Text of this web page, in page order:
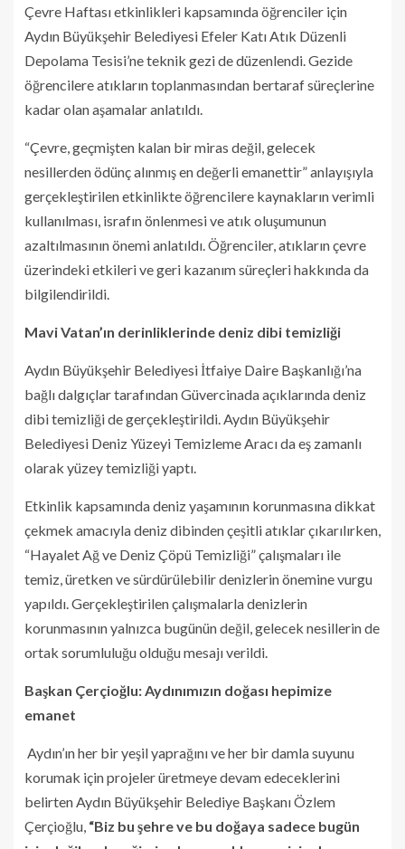
Çevre Haftası etkinlikleri kapsamında öğrenciler için
Aydın Büyükşehir Belediyesi Efeler Katı Atık Düzenli
Depolama Tesisi’ne teknik gezi de düzenlendi. Gezide
öğrencilere atıkların toplanmasından bertaraf süreçlerine
kadar olan aşamalar anlatıldı.
“Çevre, geçmişten kalan bir miras değil, gelecek
nesillerden ödünç alınmış en değerli emanettir” anlayışıyla
gerçekleştirilen etkinlikte öğrencilere kaynakların verimli
kullanılması, israfın önlenmesi ve atık oluşumunun
azaltılmasının önemi anlatıldı. Öğrenciler, atıkların çevre
üzerindeki etkileri ve geri kazanım süreçleri hakkında da
bilgilendirildi.
Mavi Vatan’ın derinliklerinde deniz dibi temizliği
Aydın Büyükşehir Belediyesi İtfaiye Daire Başkanlığı’na
bağlı dalgıçlar tarafından Güvercinada açıklarında deniz
dibi temizliği de gerçekleştirildi. Aydın Büyükşehir
Belediyesi Deniz Yüzeyi Temizleme Aracı da eş zamanlı
olarak yüzey temizliği yaptı.
Etkinlik kapsamında deniz yaşamının korunmasına dikkat
çekmek amacıyla deniz dibinden çeşitli atıklar çıkarılırken,
“Hayalet Ağ ve Deniz Çöpü Temizliği” çalışmaları ile
temiz, üretken ve sürdürülebilir denizlerin önemine vurgu
yapıldı. Gerçekleştirilen çalışmalarla denizlerin
korunmasının yalnızca bugünün değil, gelecek nesillerin de
ortak sorumluluğu olduğu mesajı verildi.
Başkan Çerçioğlu: Aydınımızın doğası hepimize
emanet
Aydın’ın her bir yeşil yaprağını ve her bir damla suyunu
korumak için projeler üretmeye devam edeceklerini
belirten Aydın Büyükşehir Belediye Başkanı Özlem
Çerçioğlu, “Biz bu şehre ve bu doğaya sadece bugün